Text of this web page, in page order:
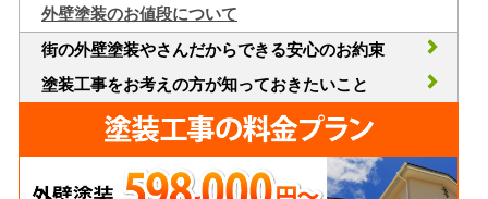
外壁塗装のお値段について
街の外壁塗装やさんだからできる安心のお約束
塗装工事をお考えの方が知っておきたいこと